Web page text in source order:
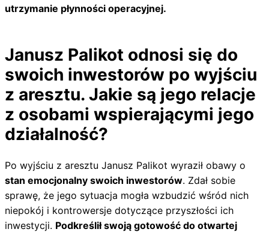
utrzymanie płynności operacyjnej.
Janusz Palikot odnosi się do
swoich inwestorów po wyjściu
z aresztu. Jakie są jego relacje
z osobami wspierającymi jego
działalność?
Po wyjściu z aresztu Janusz Palikot wyraził obawy o
stan emocjonalny swoich inwestorów. Zdał sobie
sprawę, że jego sytuacja mogła wzbudzić wśród nich
niepokój i kontrowersje dotyczące przyszłości ich
inwestycji. Podkreślił swoją gotowość do otwartej